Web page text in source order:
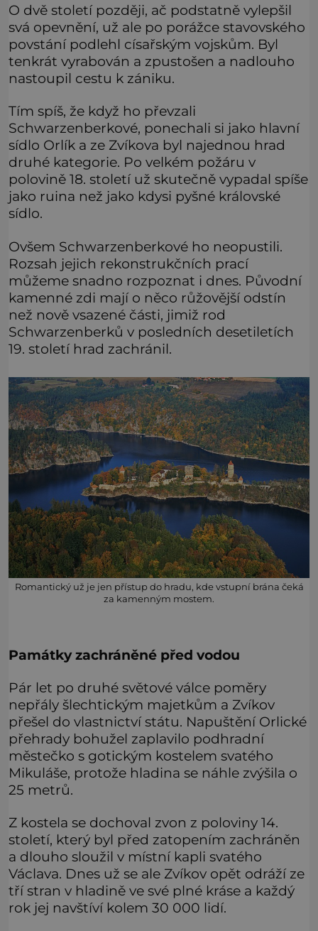
O dvě století později, ač podstatně vylepšil
svá opevnění, už ale po porážce stavovského
povstání podlehl císařským vojskům. Byl
tenkrát vyrabován a zpustošen a nadlouho
nastoupil cestu k zániku.
Tím spíš, že když ho převzali
Schwarzenberkové, ponechali si jako hlavní
sídlo Orlík a ze Zvíkova byl najednou hrad
druhé kategorie. Po velkém požáru v
polovině 18. století už skutečně vypadal spíše
jako ruina než jako kdysi pyšné královské
sídlo.
Ovšem Schwarzenberkové ho neopustili.
Rozsah jejich rekonstrukčních prací
můžeme snadno rozpoznat i dnes. Původní
kamenné zdi mají o něco růžovější odstín
než nově vsazené části, jimiž rod
Schwarzenberků v posledních desetiletích
19. století hrad zachránil.
Romantický už je jen přístup do hradu, kde vstupní brána čeká
za kamenným mostem.
Památky zachráněné před vodou
Pár let po druhé světové válce poměry
nepřály šlechtickým majetkům a Zvíkov
přešel do vlastnictví státu. Napuštění Orlické
přehrady bohužel zaplavilo podhradní
městečko s gotickým kostelem svatého
Mikuláše, protože hladina se náhle zvýšila o
25 metrů.
Z kostela se dochoval zvon z poloviny 14.
století, který byl před zatopením zachráněn
a dlouho sloužil v místní kapli svatého
Václava. Dnes už se ale Zvíkov opět odráží ze
tří stran v hladině ve své plné kráse a každý
rok jej navštíví kolem 30 000 lidí.